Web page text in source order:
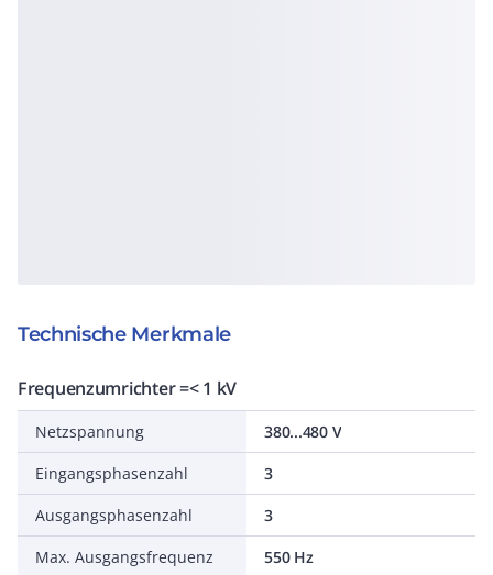
Technische Merkmale
Frequenzumrichter =< 1 kV
Netzspannung
380...480 V
Eingangsphasenzahl
3
Ausgangsphasenzahl
3
Max. Ausgangsfrequenz
550 Hz